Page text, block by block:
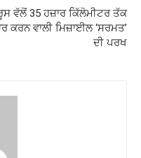
ਵੱਲੋਂ 35 ਹਜ਼ਾਰ ਕਿੱਲੋਮੀਟਰ ਤੱਕ
ਕਰਨ ਵਾਲੀ ਮਿਜ਼ਾਈਲ ‘ਸਰਮਤ’
ਦੀ ਪਰਖ